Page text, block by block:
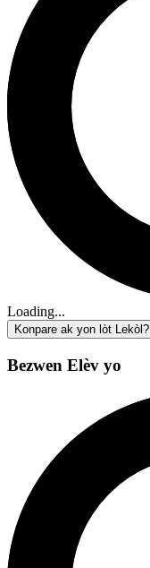
Loading...
Konpare ak yon lòt Lekòl?
Bezwen Elèv yo